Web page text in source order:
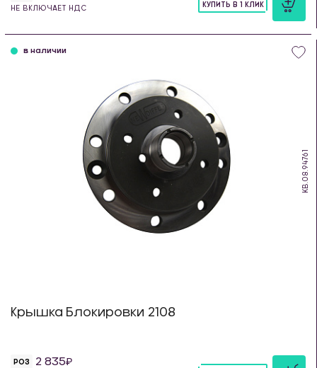
НЕ ВКЛЮЧАЕТ НДС
КУПИТЬ В 1 КЛИК
KB.08.94761
в наличии
Крышка Блокировки 2108
РОЗ 2 835